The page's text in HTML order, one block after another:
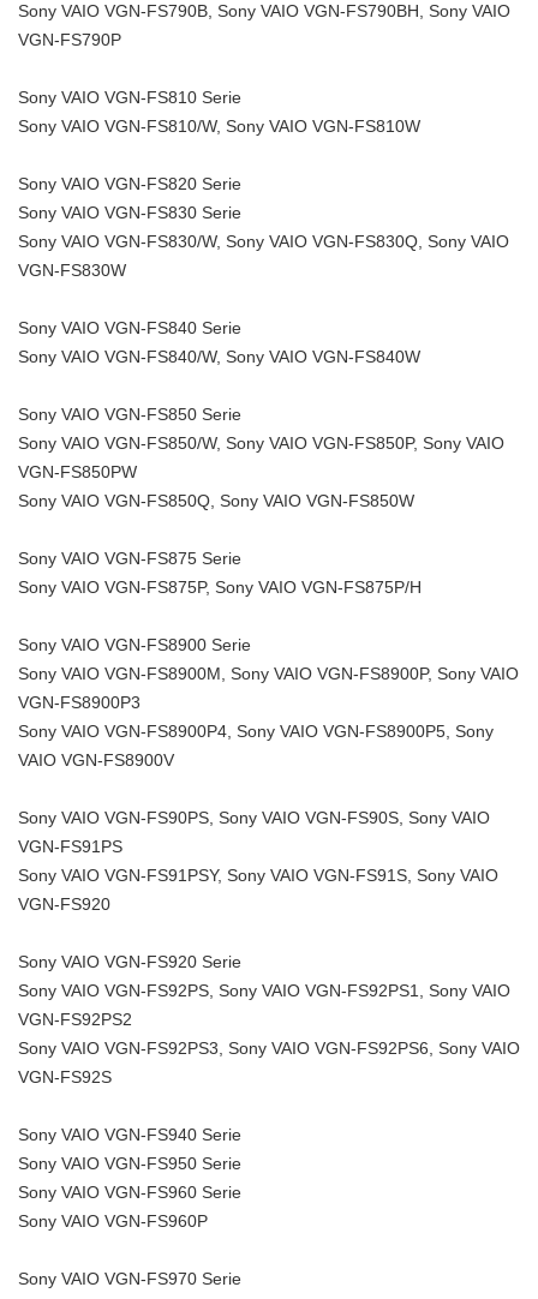
Sony VAIO VGN-FS790B, Sony VAIO VGN-FS790BH, Sony VAIO
VGN-FS790P
Sony VAIO VGN-FS810 Serie
Sony VAIO VGN-FS810/W, Sony VAIO VGN-FS810W
Sony VAIO VGN-FS820 Serie
Sony VAIO VGN-FS830 Serie
Sony VAIO VGN-FS830/W, Sony VAIO VGN-FS830Q, Sony VAIO
VGN-FS830W
Sony VAIO VGN-FS840 Serie
Sony VAIO VGN-FS840/W, Sony VAIO VGN-FS840W
Sony VAIO VGN-FS850 Serie
Sony VAIO VGN-FS850/W, Sony VAIO VGN-FS850P, Sony VAIO
VGN-FS850PW
Sony VAIO VGN-FS850Q, Sony VAIO VGN-FS850W
Sony VAIO VGN-FS875 Serie
Sony VAIO VGN-FS875P, Sony VAIO VGN-FS875P/H
Sony VAIO VGN-FS8900 Serie
Sony VAIO VGN-FS8900M, Sony VAIO VGN-FS8900P, Sony VAIO
VGN-FS8900P3
Sony VAIO VGN-FS8900P4, Sony VAIO VGN-FS8900P5, Sony
VAIO VGN-FS8900V
Sony VAIO VGN-FS90PS, Sony VAIO VGN-FS90S, Sony VAIO
VGN-FS91PS
Sony VAIO VGN-FS91PSY, Sony VAIO VGN-FS91S, Sony VAIO
VGN-FS920
Sony VAIO VGN-FS920 Serie
Sony VAIO VGN-FS92PS, Sony VAIO VGN-FS92PS1, Sony VAIO
VGN-FS92PS2
Sony VAIO VGN-FS92PS3, Sony VAIO VGN-FS92PS6, Sony VAIO
VGN-FS92S
Sony VAIO VGN-FS940 Serie
Sony VAIO VGN-FS950 Serie
Sony VAIO VGN-FS960 Serie
Sony VAIO VGN-FS960P
Sony VAIO VGN-FS970 Serie